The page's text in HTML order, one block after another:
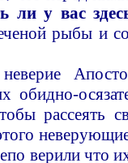
ли у вас
рыбы и
обидно-
рассеять
верили что